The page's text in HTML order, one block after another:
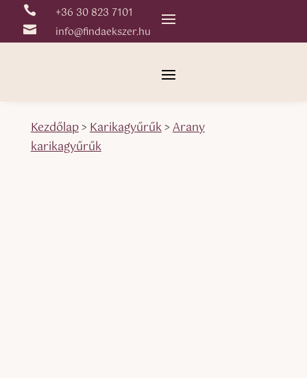
 +36 30 823 7101
 info@findaekszer.hu
Kezdőlap>Karikagyűrűk>Arany
karikagyűrűk